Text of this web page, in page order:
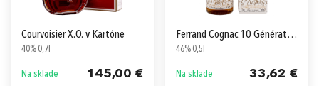
Courvoisier X.O. v Kartóne
40% 0,7l
Na sklade 145,00 €
Ferrand Cognac 10 Générations
46% 0,5l
Na sklade 33,62 €